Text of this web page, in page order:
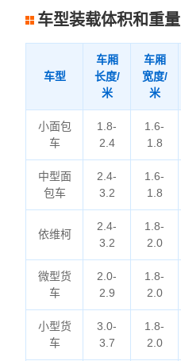
车型装载体积和重量
车型
车厢
长度/
米
车厢
宽度/
米
小面包
车
1.8-
2.4
1.6-
1.8
中型面
包车
2.4-
3.2
1.6-
1.8
依维柯
2.4-
3.2
1.8-
2.0
微型货
车
2.0-
2.9
1.8-
2.0
小型货
车
3.0-
3.7
1.8-
2.0